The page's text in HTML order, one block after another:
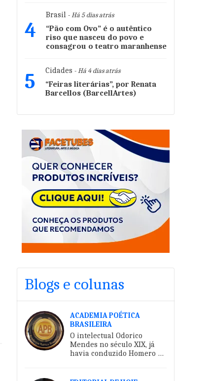
4
Brasil - Há 5 dias atrás
“Pão com Ovo” é o autêntico
riso que nasceu do povo e
consagrou o teatro maranhense
5 Cidades - Há 4 dias atrás
“Feiras literárias”, por Renata
Barcellos (BarcellArtes)
Blogs e colunas
ACADEMIA POÉTICA
BRASILEIRA
O intelectual Odorico
Mendes no século XIX, já
havia conduzido Homero ao